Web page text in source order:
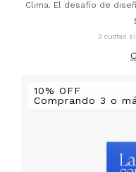
Clima. El desafío de
3 cuotas
10% OFF
Comprando 3 o